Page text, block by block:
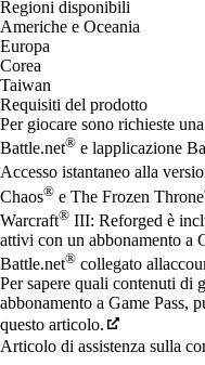
Regioni disponibili
Americhe e Oceania
Europa
Corea
Taiwan
Requisiti del prodotto
Per giocare sono richieste
Battle.net® e lapplicazione
Accesso istantaneo alla
Chaos® e The Frozen Throne
Warcraft® III: Reforged è
attivi con un abbonamento a
Battle.net® collegato
Per sapere quali contenuti di
abbonamento a Game Pass,
questo articolo.
Articolo di assistenza sulla